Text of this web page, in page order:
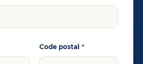
Code postal *